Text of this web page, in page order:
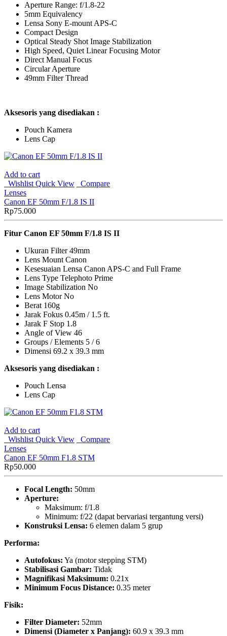
Aperture Range: f/1.8-22
5mm Equivalency
Lensa Sony E-mount APS-C
Compact Design
Optical Steady Shot Image Stabilization
High Speed, Quiet Linear Focusing Motor
Direct Manual Focus
Circular Aperture
49mm Filter Thread
Aksesoris yang disediakan :
Pouch Kamera
Lens Cap
Add to cart
Wishlist Quick View
Compare
Lenses
Canon EF 50mm F/1.8 IS II
Rp75.000
Fitur Canon EF 50mm F/1.8 IS II
Ukuran Filter 49mm
Lens Mount Canon
Kesesuaian Lensa Canon APS-C and Full Frame
Lens Type Telephoto Prime
Image Stabilization No
Lens Motor No
Berat 160g
Jarak Fokus 0.45m / 1.5 ft.
Jarak F Stop 1.8
Angle of View 46
Groups / Elements 5 / 6
Dimensi 69.2 x 39.3 mm
Aksesoris yang disediakan :
Pouch Lensa
Lens Cap
Add to cart
Wishlist Quick View
Compare
Lenses
Canon EF 50mm F1.8 STM
Rp50.000
Focal Length: 50mm
Aperture:
Maksimum: f/1.8
Minimum: f/22 (dapat bervariasi tergantung versi)
Konstruksi Lensa: 6 elemen dalam 5 grup
Performa:
Autofokus: Ya (motor stepping STM)
Stabilisasi Gambar: Tidak
Magnifikasi Maksimum: 0.21x
Minimum Focus Distance: 0.35 meter
Fisik:
Filter Diameter: 52mm
Dimensi (Diameter x Panjang): 60.9 x 39.3 mm